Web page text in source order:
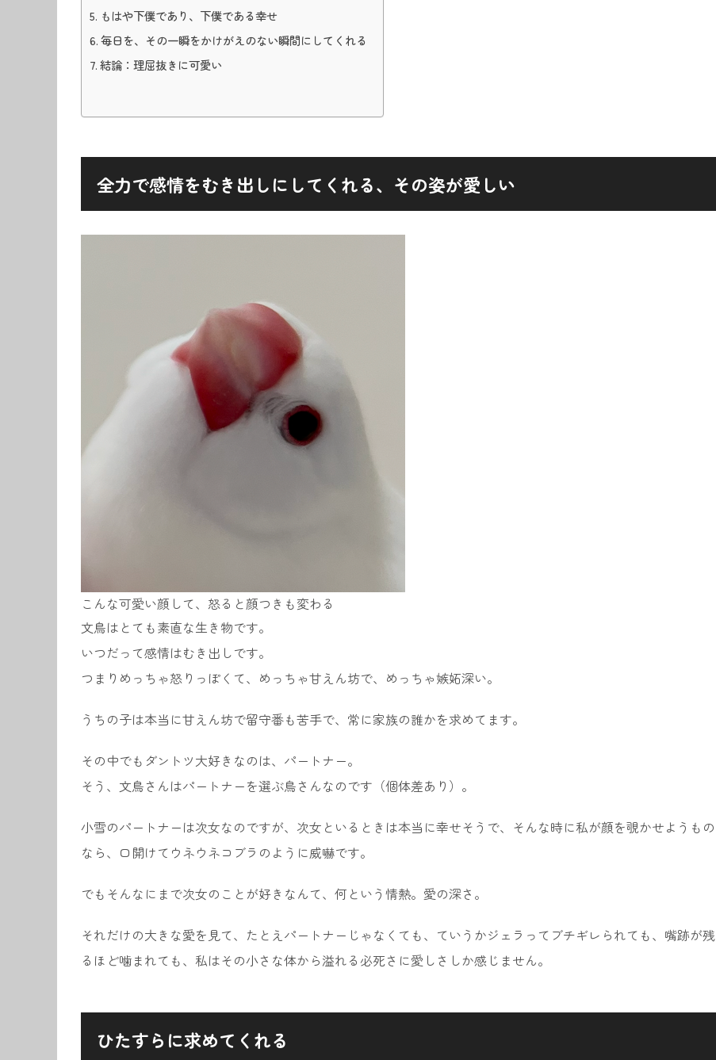
もはや下僕であり、下僕である幸せ
毎日を、その一瞬をかけがえのない瞬間にしてくれる
結論：理屈抜きに可愛い
全力で感情をむき出しにしてくれる、その姿が愛しい
こんな可愛い顔して、怒ると顔つきも変わる
文鳥はとても素直な生き物です。
いつだって感情はむき出しです。
つまりめっちゃ怒りっぽくて、めっちゃ甘えん坊で、めっちゃ嫉妬深い。
うちの子は本当に甘えん坊で留守番も苦手で、常に家族の誰かを求めてます。
その中でもダントツ大好きなのは、パートナー。
そう、文鳥さんはパートナーを選ぶ鳥さんなのです（個体差あり）。
小雪のパートナーは次女なのですが、次女といるときは本当に幸せそうで、そんな時に私が顔を覗かせようもの
なら、口開けてウネウネコブラのように威嚇です。
でもそんなにまで次女のことが好きなんて、何という情熱。愛の深さ。
それだけの大きな愛を見て、たとえパートナーじゃなくても、ていうかジェラってブチギレられても、嘴跡が残
るほど噛まれても、私はその小さな体から溢れる必死さに愛しさしか感じません。
ひたすらに求めてくれる